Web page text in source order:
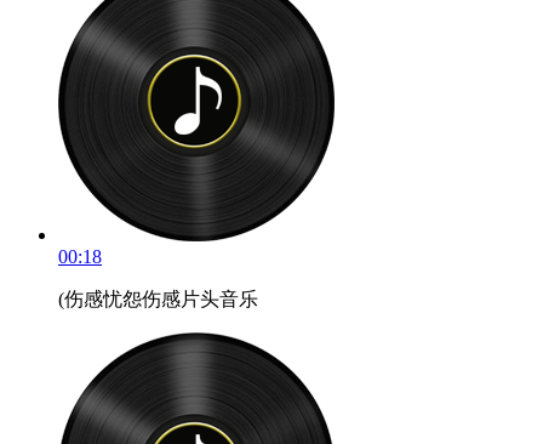
00:18
(伤感忧怨伤感片头音乐